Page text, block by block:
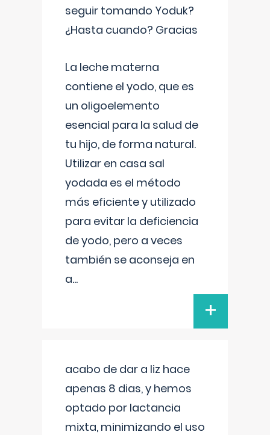
seguir tomando Yoduk?
¿Hasta cuando? Gracias
La leche materna
contiene el yodo, que es
un oligoelemento
esencial para la salud de
tu hijo, de forma natural.
Utilizar en casa sal
yodada es el método
más eficiente y utilizado
para evitar la deficiencia
de yodo, pero a veces
también se aconseja en
a...
+
acabo de dar a liz hace
apenas 8 dias, y hemos
optado por lactancia
mixta, minimizando el uso